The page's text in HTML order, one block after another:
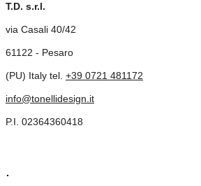
T.D. s.r.l.
via Casali 40/42
61122 - Pesaro
(PU) Italy tel. +39 0721 481172
info@tonellidesign.it
P.I. 02364360418
.